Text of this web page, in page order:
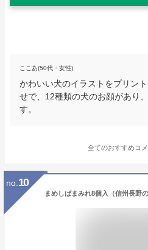
ここあ(50代・女性)
かわいい犬のイラストをプリン
せで、12種類の犬のお顔があり
す。
全てのおすすめコメ
no. 10